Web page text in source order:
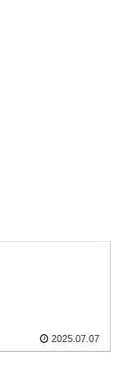
2025.07.07